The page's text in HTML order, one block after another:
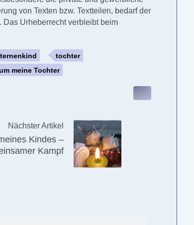
von Texten bzw. Textteilen, bedarf der
Urheberrecht verbleibt beim
tochter
meine Tochter
Nächster Artikel
Kindes –
Kampf